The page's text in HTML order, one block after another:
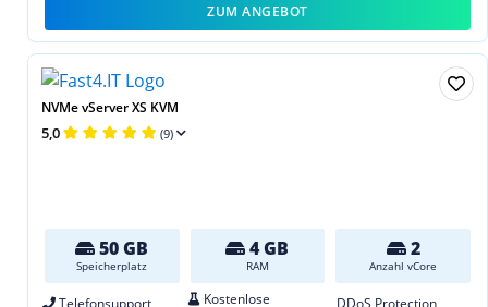
ZUM ANGEBOT
NVMe vServer XS KVM
5,0 (9)
50 GB
Speicherplatz
4 GB
RAM
2
Anzahl vCore
Telefonsupport
Kostenlose
DDoS Protection